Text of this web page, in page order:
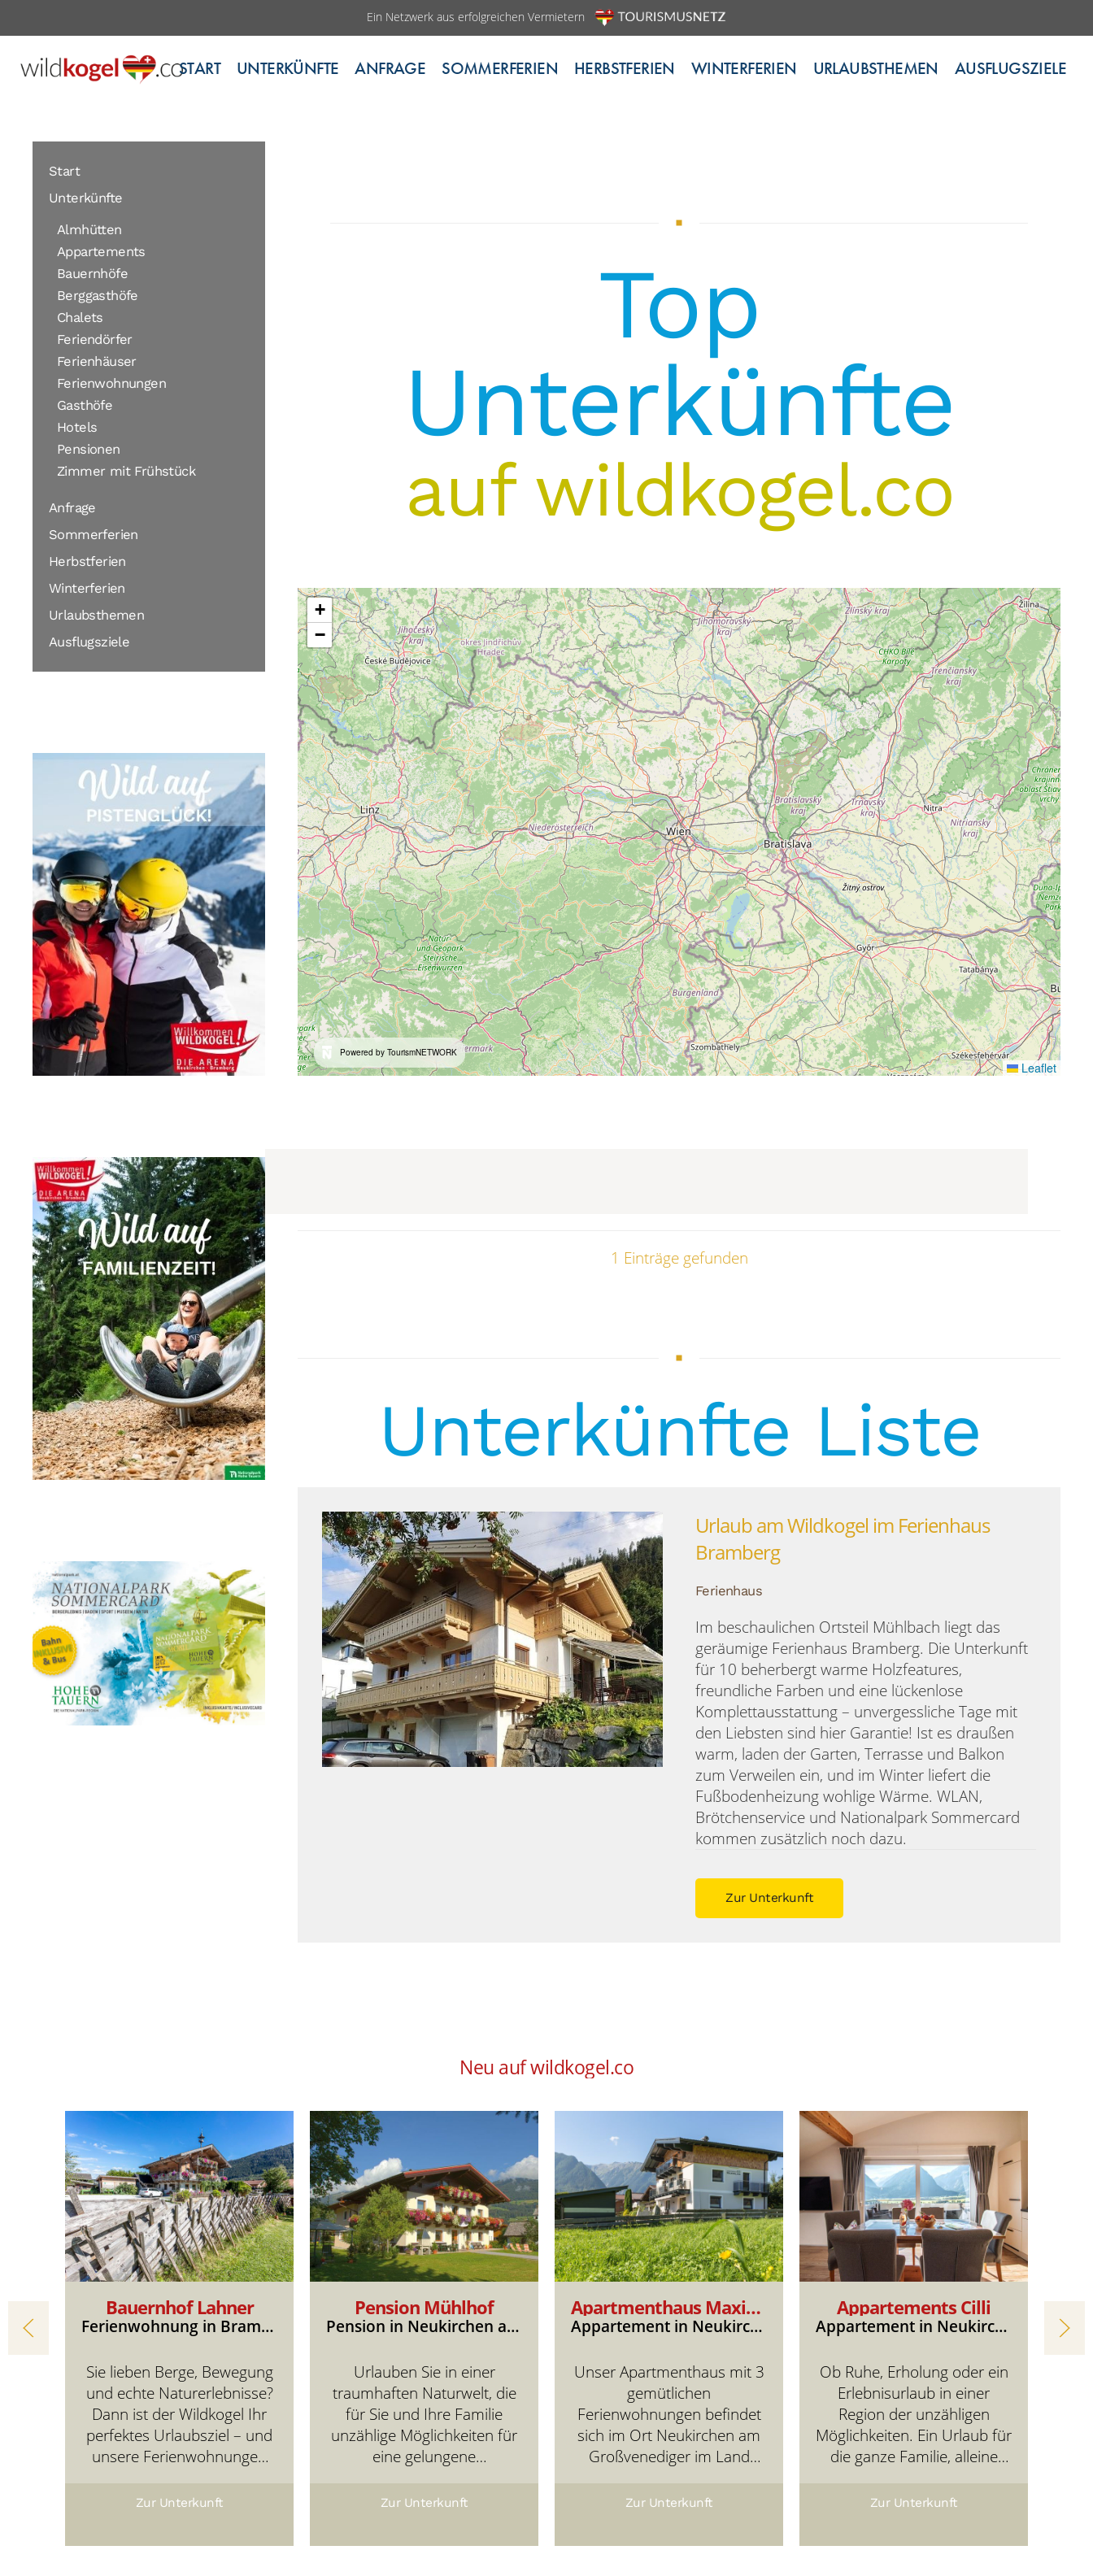
Ein Netzwerk aus erfolgreichen Vermietern
START UNTERKÜNFTE ANFRAGE SOMMERFERIEN HERBSTFERIEN WINTERFERIEN URLAUBSTHEMEN AUSFLUGSZIELE
Top
Unterkünfte
auf wildkogel.co
+
−
Powered by TourismNETWORK
Leaflet
1 Einträge gefunden
Unterkünfte Liste
Urlaub am Wildkogel im Ferienhaus
Bramberg
Ferienhaus
Im beschaulichen Ortsteil Mühlbach liegt das
geräumige Ferienhaus Bramberg. Die Unterkunft
für 10 beherbergt warme Holzfeatures,
freundliche Farben und eine lückenlose
Komplettausstattung – unvergessliche Tage mit
den Liebsten sind hier Garantie! Ist es draußen
warm, laden der Garten, Terrasse und Balkon
zum Verweilen ein, und im Winter liefert die
Fußbodenheizung wohlige Wärme. WLAN,
Brötchenservice und Nationalpark Sommercard
kommen zusätzlich noch dazu.
Zur Unterkunft
Start
Unterkünfte
Almhütten
Appartements
Bauernhöfe
Berggasthöfe
Chalets
Feriendörfer
Ferienhäuser
Ferienwohnungen
Gasthöfe
Hotels
Pensionen
Zimmer mit Frühstück
Anfrage
Sommerferien
Herbstferien
Winterferien
Urlaubsthemen
Ausflugsziele
Neu auf wildkogel.co
Ferienwohnung in Bramberg am Wildkogel
Bauernhof Lahner
Ferienwohnung in Bramberg
Sie lieben Berge, Bewegung
und echte Naturerlebnisse?
Dann ist der Wildkogel Ihr
perfektes Urlaubsziel – und
unsere Ferienwohnungen
Bramberg am Wildkogel Ihre
der Bergwelt.
Zur Unterkunft
Pension Mühlhof
Pension in Neukirchen am Großvenediger
Urlauben Sie in einer
traumhaften Naturwelt, die
für Sie und Ihre Familie
unzählige Möglichkeiten für
eine gelungene
wird. Genächtigt wird in der
Mühlhof mit seinen
Zur Unterkunft
Apartmenthaus Maximilian
Appartement in Neukirchen am Großvenediger
Unser Apartmenthaus mit 3
gemütlichen
Ferienwohnungen befindet
sich im Ort Neukirchen am
Großvenediger im Land
Hohen Tauern und den
Ihnen einen Traumurlaub in
Zur Unterkunft
Appartements Cilli
Appartement in Neukirchen
Ob Ruhe, Erholung oder ein
Erlebnisurlaub in einer
Region der unzähligen
Möglichkeiten. Ein Urlaub für
die ganze Familie, alleine
jeden was dabei :-) Wir
Appartements mit einer
Zur Unterkunft